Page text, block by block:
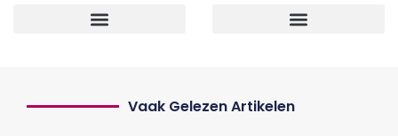
Vaak Gelezen Artikelen